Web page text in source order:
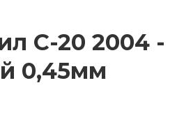
С-20 2004 -
0,45мм